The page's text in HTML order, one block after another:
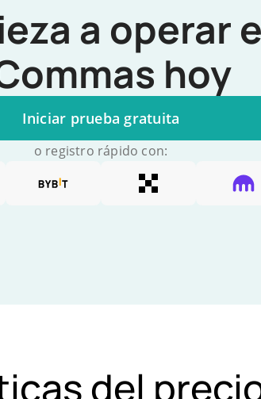
a operar
hoy
Iniciar prueba gratuita
o registro rápido con:
del